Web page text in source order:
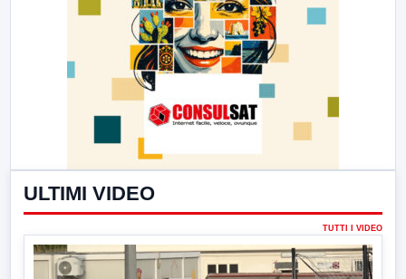
ULTIMI VIDEO
TUTTI I VIDEO